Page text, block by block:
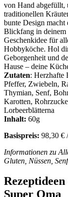
von Hand abgefüllt,
traditionellen
bunte Design macht
Blickfang in deinem
Geschenkidee für
Hobbyköche. Hol
Geborgenheit und
Hause – deine
Zutaten: Herzhafte
Pfeffer, Zwiebeln,
Thymian, Senf,
Karotten,
Lorbeerblätterna
Inhalt: 60g
Basispreis: 98,30 €
Informationen zu
Gluten, Nüssen,
Super Oma